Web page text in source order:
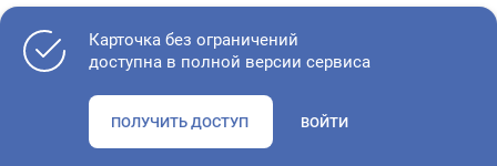
░ ░░░ ░░░░░░░
Как оценить состояние компании
Карточка без ограничений
доступна в полной версии сервиса
ПОЛУЧИТЬ ДОСТУП ВОЙТИ